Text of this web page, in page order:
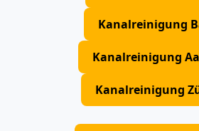
Kanalreinigung
Kanalreinigung
Kanalreinigung